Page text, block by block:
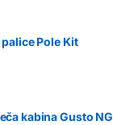
Pole Kit
kabina Gusto NG